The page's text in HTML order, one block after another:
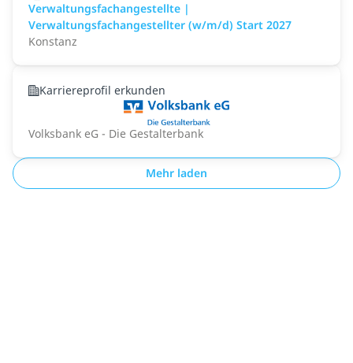
Verwaltungsfachangestellte |
Verwaltungsfachangestellter (w/m/d) Start 2027
Konstanz
Karriereprofil erkunden
Volksbank eG - Die Gestalterbank
Mehr laden